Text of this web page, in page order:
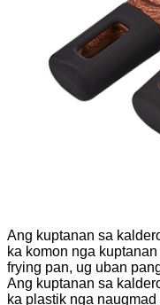
Ang kuptanan sa
ka komon nga
frying pan, ug uban
Ang kuptanan sa
ka plastik nga